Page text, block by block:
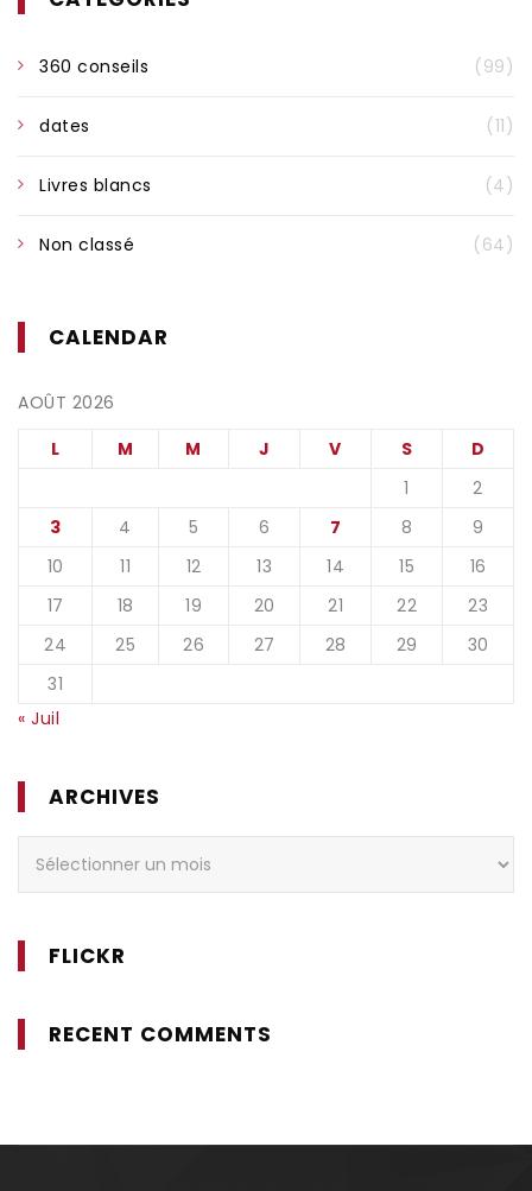
360 conseils (99)
dates (11)
Livres blancs (4)
Non classé (64)
CALENDAR
AOÛT 2026
L
M M J V S
D
1
2
3
4 5 6 7 8
9
10
11 12 13 14 15
16
17
18 19 20 21 22
23
24
25 26 27 28 29
30
31
« Juil
ARCHIVES
FLICKR
RECENT COMMENTS